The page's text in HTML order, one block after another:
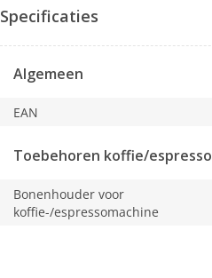
actie
opent
u
modaal
Specificaties
Algemeen
EAN
Toebehoren koffie/espresso
Bonenhouder voor
koffie-/espressomachine